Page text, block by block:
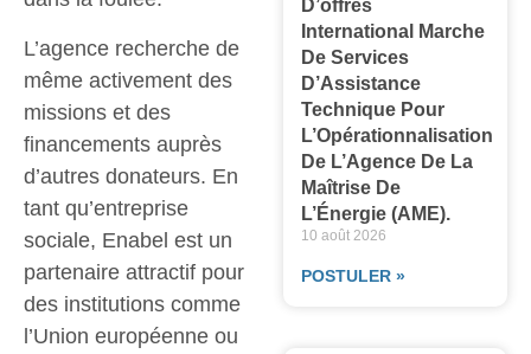
L’agence recherche de
même activement des
missions et des
financements auprès
d’autres donateurs. En
tant qu’entreprise
sociale, Enabel est un
partenaire attractif pour
des institutions comme
l’Union européenne ou
D’offres
International Marche
De Services
D’Assistance
Technique Pour
L’Opérationnalisation
De L’Agence De La
Maîtrise De
L’Énergie (AME).
10 août 2026
POSTULER »